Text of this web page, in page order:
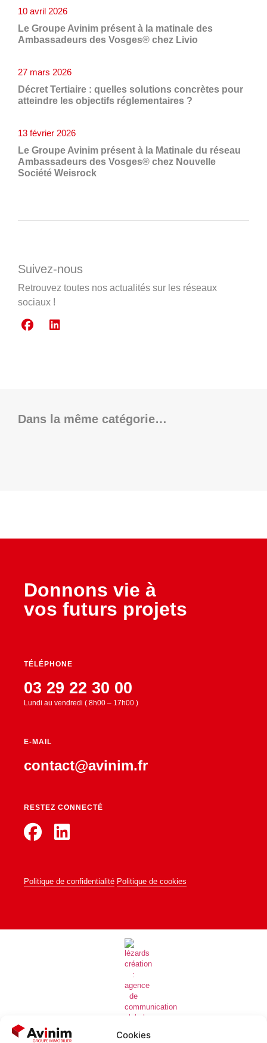
Cookies
Le Groupe Avinim présent à la matinale des
Ambassadeurs des Vosges® chez Livio
10 avril 2026
Décret Tertiaire : quelles solutions concrètes pour
atteindre les objectifs réglementaires ?
27 mars 2026
Le Groupe Avinim présent à la Matinale du réseau
Ambassadeurs des Vosges® chez Nouvelle
Société Weisrock
13 février 2026
Suivez-nous
Retrouvez toutes nos actualités sur les réseaux
sociaux !
Dans la même catégorie…
Donnons vie à
vos futurs projets
TÉLÉPHONE
03 29 22 30 00
Lundi au vendredi ( 8h00 – 17h00 )
E-MAIL
contact@avinim.fr
RESTEZ CONNECTÉ
Politique de confidentialité Politique de cookies